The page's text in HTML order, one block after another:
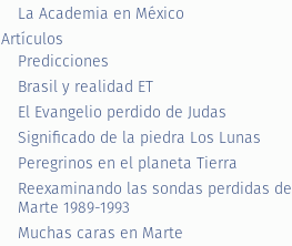
La Academia en México
Artículos
Predicciones
Brasil y realidad ET
El Evangelio perdido de Judas
Significado de la piedra Los Lunas
Peregrinos en el planeta Tierra
Reexaminando las sondas perdidas de
Marte 1989-1993
Muchas caras en Marte